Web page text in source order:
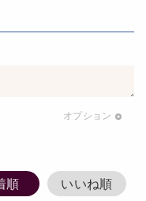
オプション
順 いいね順